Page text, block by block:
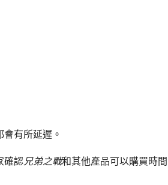
有所延遲。
確認兄弟之戰和其他產品可以購買時